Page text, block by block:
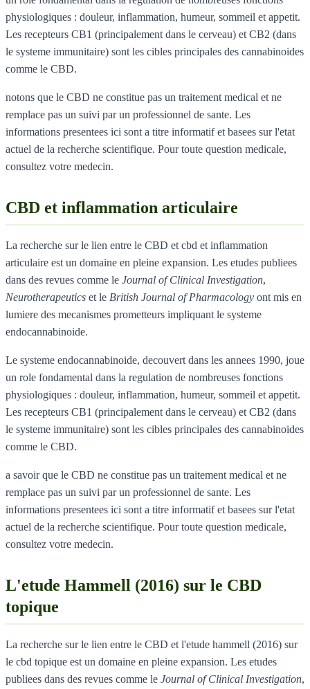
physiologiques : douleur, inflammation, humeur, sommeil et appetit.
Les recepteurs CB1 (principalement dans le cerveau) et CB2 (dans
le systeme immunitaire) sont les cibles principales des cannabinoides
comme le CBD.
notons que le CBD ne constitue pas un traitement medical et ne
remplace pas un suivi par un professionnel de sante. Les
informations presentees ici sont a titre informatif et basees sur l'etat
actuel de la recherche scientifique. Pour toute question medicale,
consultez votre medecin.
CBD et inflammation articulaire
La recherche sur le lien entre le CBD et cbd et inflammation
articulaire est un domaine en pleine expansion. Les etudes publiees
dans des revues comme le Journal of Clinical Investigation,
Neurotherapeutics et le British Journal of Pharmacology ont mis en
lumiere des mecanismes prometteurs impliquant le systeme
endocannabinoide.
Le systeme endocannabinoide, decouvert dans les annees 1990, joue
un role fondamental dans la regulation de nombreuses fonctions
physiologiques : douleur, inflammation, humeur, sommeil et appetit.
Les recepteurs CB1 (principalement dans le cerveau) et CB2 (dans
le systeme immunitaire) sont les cibles principales des cannabinoides
comme le CBD.
a savoir que le CBD ne constitue pas un traitement medical et ne
remplace pas un suivi par un professionnel de sante. Les
informations presentees ici sont a titre informatif et basees sur l'etat
actuel de la recherche scientifique. Pour toute question medicale,
consultez votre medecin.
L'etude Hammell (2016) sur le CBD
topique
La recherche sur le lien entre le CBD et l'etude hammell (2016) sur
le cbd topique est un domaine en pleine expansion. Les etudes
publiees dans des revues comme le Journal of Clinical Investigation,